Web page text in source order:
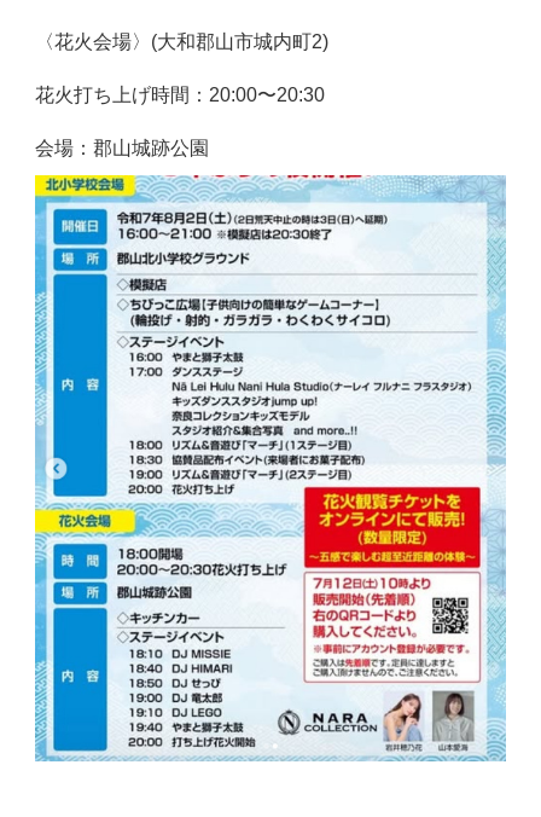
〈花火会場〉(大和郡山市城内町2)
花火打ち上げ時間：20:00〜20:30
会場：郡山城跡公園